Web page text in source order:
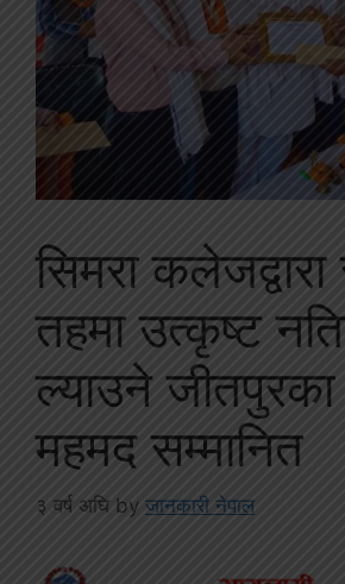
सिमरा
तहमा उत्कृष्ट
ल्याउने जीतपुरका
महमद सम्मानित
३ वर्ष अघि by जानकारी नेपाल